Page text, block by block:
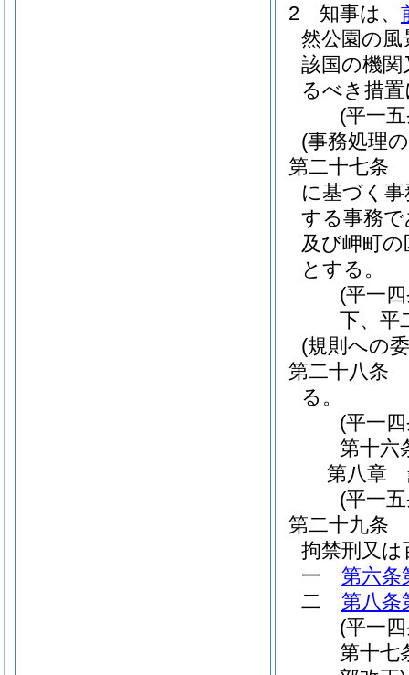
2
知事は、
然公園の
該国の機
るべき措
(平一
(事務処理
第二十七条
に基づく
する事務で
及び岬町
とする。
(平一
下、平
(規則への
第二十八条
る。
(平一
第十六
第八章
(平一
第二十九条
拘禁刑又
一
第六条
二
第八条
(平一
第十七